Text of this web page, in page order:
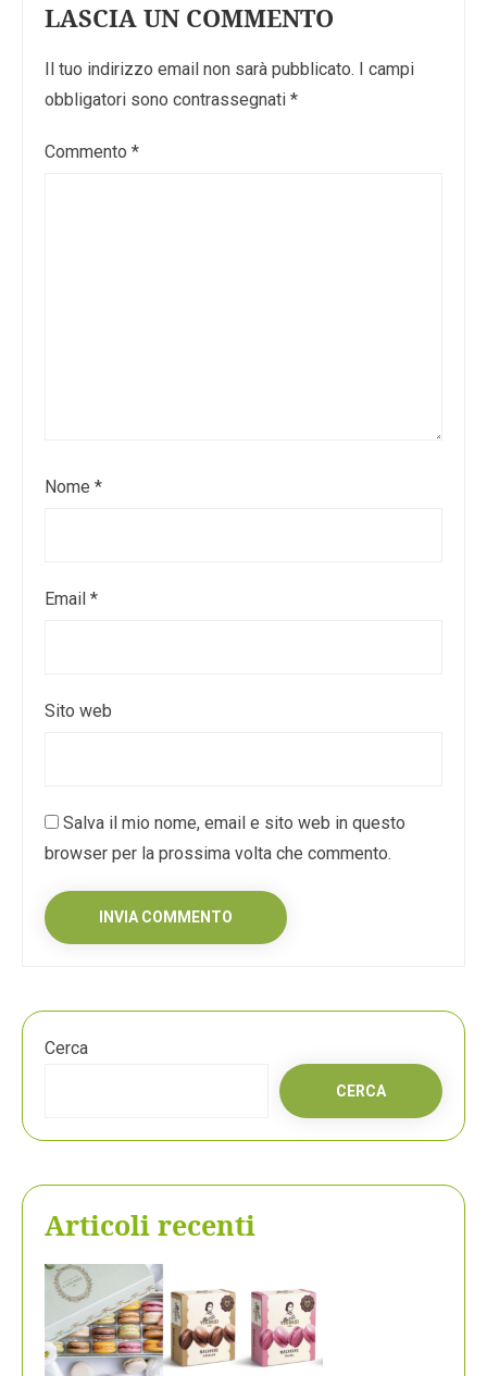
LASCIA UN COMMENTO
Il tuo indirizzo email non sarà pubblicato. I campi
obbligatori sono contrassegnati *
Commento *
Nome *
Email *
Sito web
Salva il mio nome, email e sito web in questo
browser per la prossima volta che commento.
Cerca
CERCA
Articoli recenti